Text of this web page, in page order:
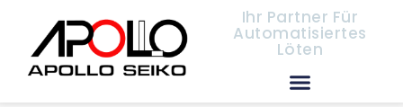
Ihr Partner Für
Automatisiertes
Löten